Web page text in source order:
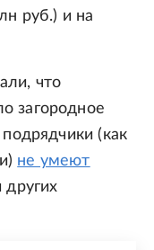
руб.) и на
что
загородное
(как
не умеют
других